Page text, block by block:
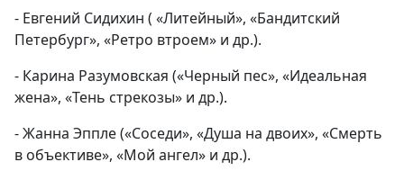
- Евгений Сидихин ( «Литейный», «Бандитский
Петербург», «Ретро втроем» и др.).
- Карина Разумовская («Черный пес», «Идеальная
жена», «Тень стрекозы» и др.).
- Жанна Эппле («Соседи», «Душа на двоих», «Смерть
в объективе», «Мой ангел» и др.).